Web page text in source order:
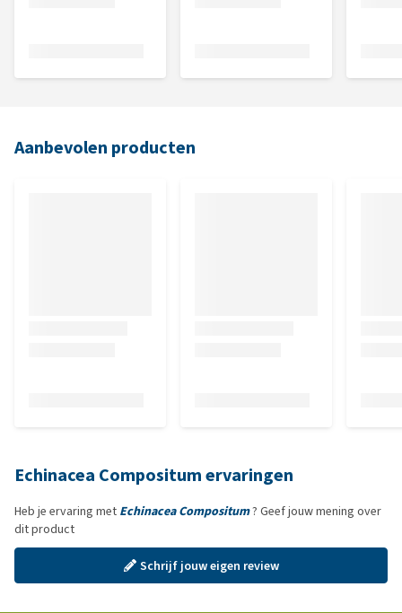
Aanbevolen producten
Echinacea Compositum ervaringen
Heb je ervaring met Echinacea Compositum? Geef jouw mening over
dit product
Schrijf jouw eigen review